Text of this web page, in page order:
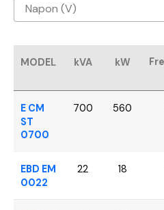
Baudouin
CUMMINS
Perkins
VOLVO
Napon (V)
400V
MODEL kVA kW
E CM
ST
0700
700 560
EBD EM
0022
22 18